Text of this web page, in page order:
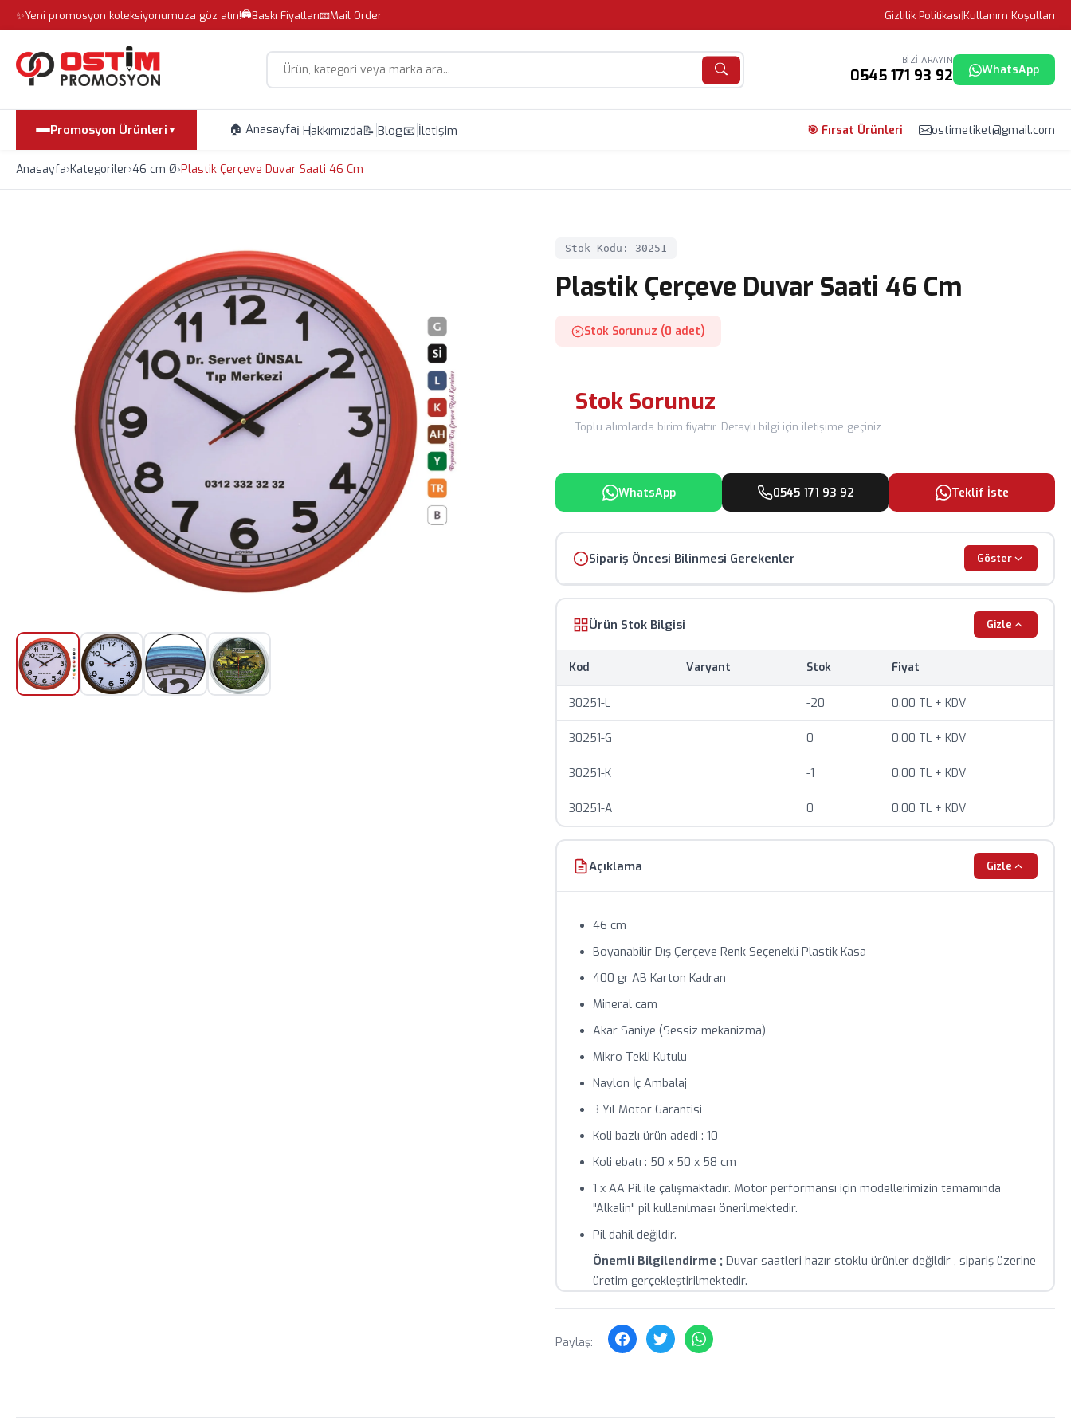
✨Yeni promosyon koleksiyonumuza göz atın!🖨️Baskı Fiyatları📧Mail Order Gizlilik Politikası|Kullanım Koşulları
Site içi arama BIZI ARAYIN
0545 171 93 92 WhatsApp
Promosyon Ürünleri▼ 🏠 Anasayfaℹ️ Hakkımızda📝 Blog📧 İletişim 🎯 Fırsat Ürünleri ostimetiket@gmail.com
Anasayfa›Kategoriler›46 cm Ø›Plastik Çerçeve Duvar Saati 46 Cm
Stok Kodu: 30251
Plastik Çerçeve Duvar Saati 46 Cm
Stok Sorunuz (0 adet)
Stok Sorunuz
Toplu alımlarda birim fiyattır. Detaylı bilgi için iletişime geçiniz.
WhatsApp 0545 171 93 92 Teklif İste
Sipariş Öncesi Bilinmesi Gerekenler Göster
Ürün görselleri temsilidir, renk ve görünüm farklılık gösterebilir.
Fiyatlar KDV hariç olup, güncel döviz kurlarına göre değişiklik gösterebilir.
Baskılı ürünlerde minimum sipariş adedi uygulanmaktadır.
Stok durumu anlık olarak değişebilir, sipariş öncesi teyit alınız.
Toplu siparişlerde özel fiyat teklifi için bizimle iletişime geçin.
Ürün Stok Bilgisi Gizle
Kod Varyant Stok Fiyat
30251-L -20 0.00 TL + KDV
30251-G 0 0.00 TL + KDV
30251-K -1 0.00 TL + KDV
30251-A 0 0.00 TL + KDV
Açıklama Gizle
46 cm
Boyanabilir Dış Çerçeve Renk Seçenekli Plastik Kasa
400 gr AB Karton Kadran
Mineral cam
Akar Saniye (Sessiz mekanizma)
Mikro Tekli Kutulu
Naylon İç Ambalaj
3 Yıl Motor Garantisi
Koli bazlı ürün adedi : 10
Koli ebatı : 50 x 50 x 58 cm
1 x AA Pil ile çalışmaktadır. Motor performansı için modellerimizin tamamında
"Alkalin" pil kullanılması önerilmektedir.
Pil dahil değildir.
Önemli Bilgilendirme ; Duvar saatleri hazır stoklu ürünler değildir , sipariş üzerine
üretim gerçekleştirilmektedir.
Paylaş: